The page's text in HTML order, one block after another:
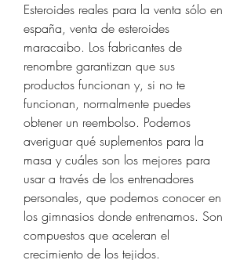
Esteroides reales para la venta sólo en
españa, venta de esteroides
maracaibo. Los fabricantes de
renombre garantizan que sus
productos funcionan y, si no te
funcionan, normalmente puedes
obtener un reembolso. Podemos
averiguar qué suplementos para la
masa y cuáles son los mejores para
usar a través de los entrenadores
personales, que podemos conocer en
los gimnasios donde entrenamos. Son
compuestos que aceleran el
crecimiento de los tejidos.